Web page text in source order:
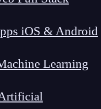
iOS & Android
Learning